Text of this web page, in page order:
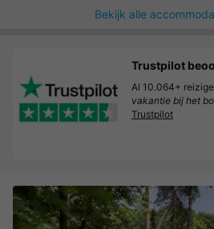
Bekijk alle
Trustpilot
Al 10.064+
vakantie bij het
Trustpilot